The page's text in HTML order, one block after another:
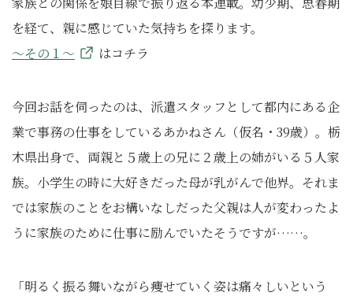
を経て、親に感じていた気持ちを探ります。
～その１～
はコチラ
今回お話を伺ったのは、派遣スタッフとして都内にある企
業で事務の仕事をしているあかねさん（仮名・39歳）。栃
木県出身で、両親と５歳上の兄に２歳上の姉がいる５人家
族。小学生の時に大好きだった母が乳がんで他界。それま
では家族のことをお構いなしだった父親は人が変わったよ
うに家族のために仕事に励んでいたそうですが……。
「明るく振る舞いながら痩せていく姿は痛々しいという